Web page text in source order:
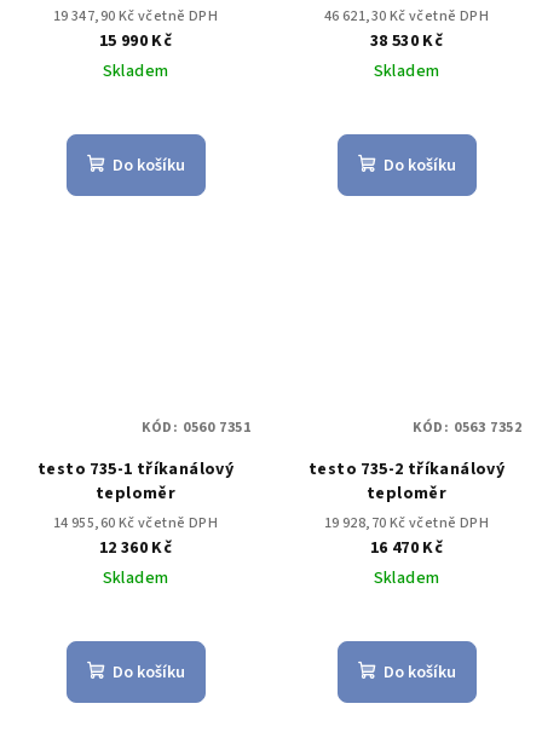
19 347,90 Kč včetně DPH
15 990 Kč
Skladem
Do košíku
46 621,30 Kč včetně DPH
38 530 Kč
Skladem
Do košíku
testo 735-1 tříkanálový
teploměr
14 955,60 Kč včetně DPH
12 360 Kč
Skladem
Do košíku
KÓD: 0560 7351
testo 735-2 tříkanálový
teploměr
19 928,70 Kč včetně DPH
16 470 Kč
Skladem
Do košíku
KÓD: 0563 7352